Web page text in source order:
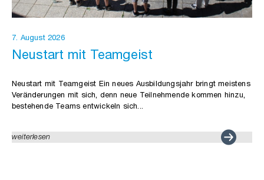
7. August 2026
Neustart mit Teamgeist
Neustart mit Teamgeist Ein neues Ausbildungsjahr bringt meistens
Veränderungen mit sich, denn neue Teilnehmende kommen hinzu,
bestehende Teams entwickeln sich...
weiterlesen